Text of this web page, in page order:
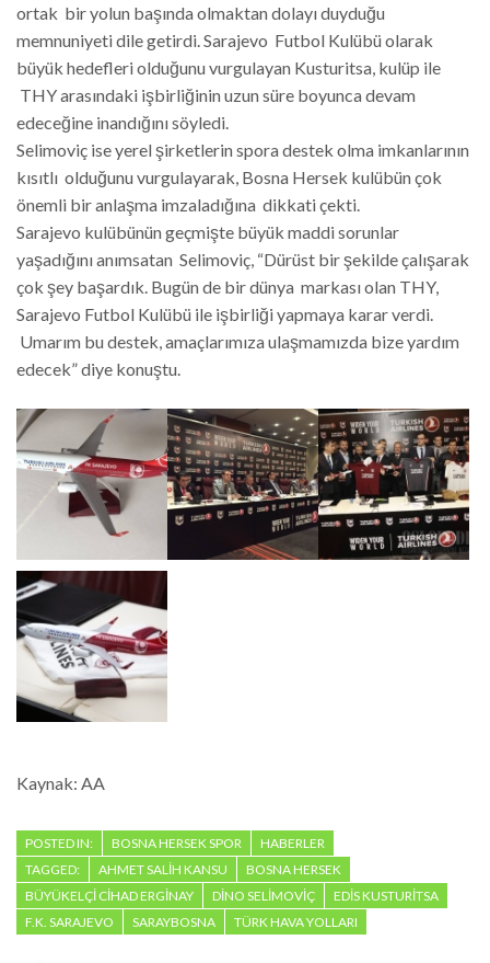
ortak bir yolun başında olmaktan dolayı duyduğu
memnuniyeti dile getirdi. Sarajevo Futbol Kulübü olarak
büyük hedefleri olduğunu vurgulayan Kusturitsa, kulüp ile
THY arasındaki işbirliğinin uzun süre boyunca devam
edeceğine inandığını söyledi.
Selimoviç ise yerel şirketlerin spora destek olma imkanlarının
kısıtlı olduğunu vurgulayarak, Bosna Hersek kulübün çok
önemli bir anlaşma imzaladığına dikkati çekti.
Sarajevo kulübünün geçmişte büyük maddi sorunlar
yaşadığını anımsatan Selimoviç, “Dürüst bir şekilde çalışarak
çok şey başardık. Bugün de bir dünya markası olan THY,
Sarajevo Futbol Kulübü ile işbirliği yapmaya karar verdi.
Umarım bu destek, amaçlarımıza ulaşmamızda bize yardım
edecek” diye konuştu.
Kaynak: AA
POSTED IN: BOSNA HERSEK SPOR
HABERLER
TAGGED:
AHMET SALIH KANSU
BOSNA HERSEK
BÜYÜKELÇI CIHAD ERGINAY
DINO SELIMOVIÇ
EDIS KUSTURITSA
F.K. SARAJEVO
SARAYBOSNA TÜRK HAVA YOLLARI